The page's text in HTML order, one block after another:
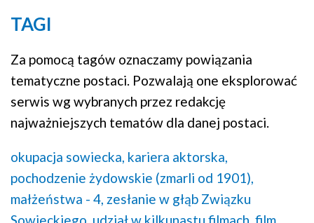
TAGI
Za pomocą tagów oznaczamy powiązania
tematyczne postaci. Pozwalają one eksplorować
serwis wg wybranych przez redakcję
najważniejszych tematów dla danej postaci.
okupacja sowiecka, kariera aktorska,
pochodzenie żydowskie (zmarli od 1901),
małżeństwa - 4, zesłanie w głąb Związku
Sowieckiego, udział w kilkunastu filmach, film